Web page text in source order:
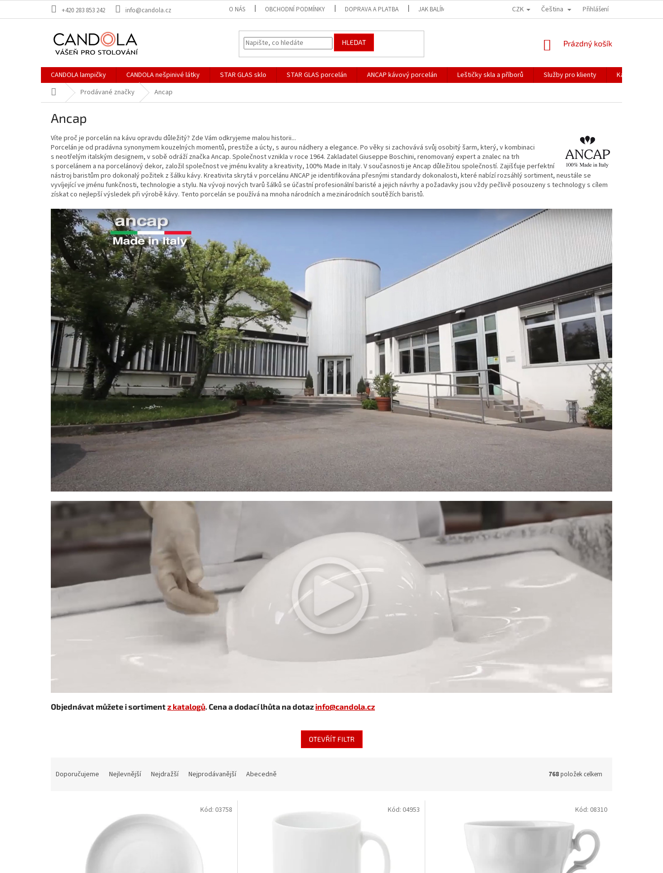
+420 283 853 242 info@candola.cz O NÁS OBCHODNÍ PODMÍNKY DOPRAVA A PLATBA JAK BALÍME NAŠE ZÁSILKY PŘEPRAVA KŘEHKÉHO ZBOŽÍ KORESPONDENČNÍ
CZK Čeština Přihlášení
HLEDAT
NÁKUPNÍ
Prázdný košík
CANDOLA lampičky CANDOLA nešpinivé látky STAR GLAS sklo STAR GLAS porcelán ANCAP kávový porcelán Leštičky skla a příborů Služby pro klienty
Katalogy
Domů Prodávané značky Ancap
Ancap
Víte proč je porcelán na kávu opravdu důležitý? Zde Vám odkryjeme malou historii...
Porcelán je od pradávna synonymem kouzelných momentů, prestiže a úcty, s aurou nádhery a elegance. Po věky si zachovává svůj osobitý šarm, který, v kombinaci
s neotřelým italským designem, v sobě odráží značka Ancap. Společnost vznikla v roce 1964. Zakladatel Giuseppe Boschini, renomovaný expert a znalec na trh
s porcelánem a na porcelánový dekor, založil společnost ve jménu kvality a kreativity, 100% Made in Italy. V současnosti je Ancap důležitou společností. Zajišťuje perfektní
nástroj baristům pro dokonalý požitek z šálku kávy. Kreativita skrytá v porcelánu ANCAP je identifikována přesnými standardy dokonalosti, které nabízí rozsáhlý sortiment, neustále se
vyvíjející ve jménu funkčnosti, technologie a stylu. Na vývoji nových tvarů šálků se účastní profesionální baristé a jejich návrhy a požadavky jsou vždy pečlivě posouzeny s technology s cílem
získat co nejlepší výsledek při výrobě kávy. Tento porcelán se používá na mnoha národních a mezinárodních soutěžích baristů.
Objednávat můžete i sortimentz katalogů. Cena a dodací lhůta na dotaz info@candola.cz
OTEVŘÍT FILTR
Doporučujeme Nejlevnější Nejdražší Nejprodávanější Abecedně 768položek celkem
Kód: 03758 Kód: 04953 Kód: 08310